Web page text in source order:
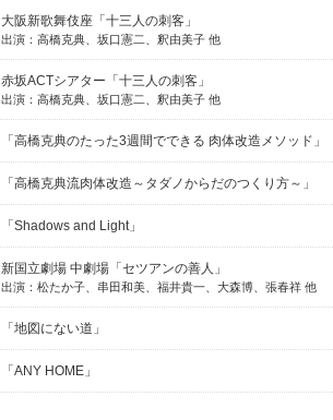
大阪新歌舞伎座 「十三人の刺客」
出演：高橋克典、坂口憲二、釈由美子 他
赤坂ACTシアター 「十三人の刺客」
出演：高橋克典、坂口憲二、釈由美子 他
「高橋克典のたった3週間でできる 肉体改造メソッド」
「高橋克典流肉体改造～タダノからだのつくり方～」
「Shadows and Light」
新国立劇場 中劇場 「セツアンの善人」
出演：松たか子、串田和美、福井貴一、大森博、張春祥 他
「地図にない道」
「ANY HOME」